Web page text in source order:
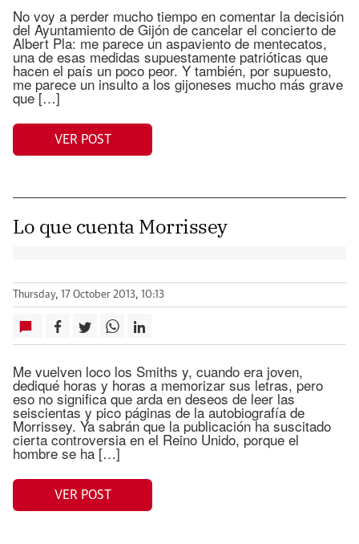
No voy a perder mucho tiempo en comentar la decisión
del Ayuntamiento de Gijón de cancelar el concierto de
Albert Pla: me parece un aspaviento de mentecatos,
una de esas medidas supuestamente patrióticas que
hacen el país un poco peor. Y también, por supuesto,
me parece un insulto a los gijoneses mucho más grave
que […]
VER POST
Lo que cuenta Morrissey
Thursday, 17 October 2013, 10:13
Me vuelven loco los Smiths y, cuando era joven,
dediqué horas y horas a memorizar sus letras, pero
eso no significa que arda en deseos de leer las
seiscientas y pico páginas de la autobiografía de
Morrissey. Ya sabrán que la publicación ha suscitado
cierta controversia en el Reino Unido, porque el
hombre se ha […]
VER POST